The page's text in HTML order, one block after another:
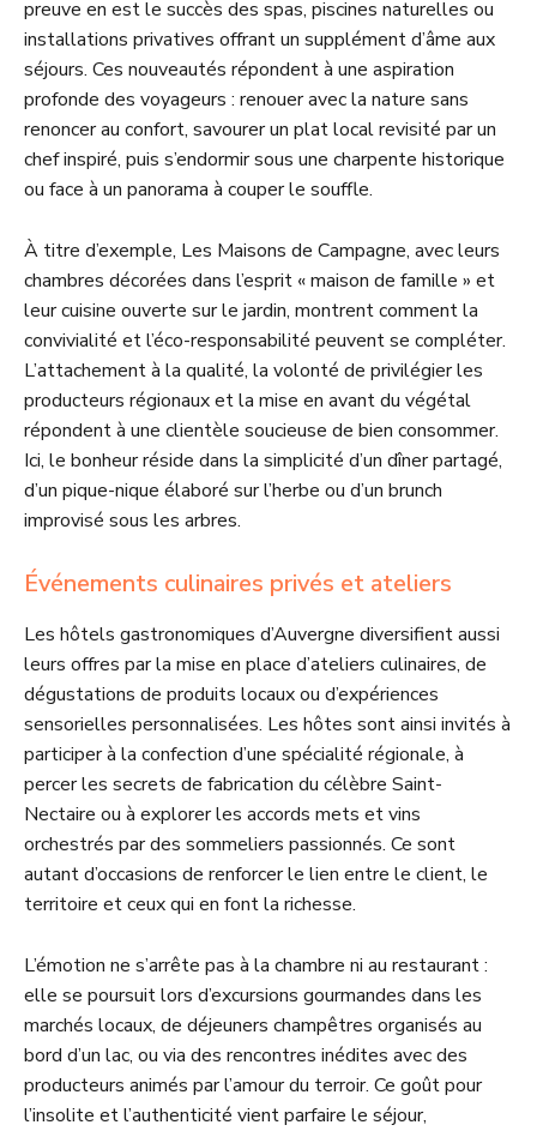
preuve en est le succès des spas, piscines naturelles ou
installations privatives offrant un supplément d’âme aux
séjours. Ces nouveautés répondent à une aspiration
profonde des voyageurs : renouer avec la nature sans
renoncer au confort, savourer un plat local revisité par un
chef inspiré, puis s’endormir sous une charpente historique
ou face à un panorama à couper le souffle.
À titre d’exemple, Les Maisons de Campagne, avec leurs
chambres décorées dans l’esprit « maison de famille » et
leur cuisine ouverte sur le jardin, montrent comment la
convivialité et l’éco-responsabilité peuvent se compléter.
L’attachement à la qualité, la volonté de privilégier les
producteurs régionaux et la mise en avant du végétal
répondent à une clientèle soucieuse de bien consommer.
Ici, le bonheur réside dans la simplicité d’un dîner partagé,
d’un pique-nique élaboré sur l’herbe ou d’un brunch
improvisé sous les arbres.
Événements culinaires privés et ateliers
Les hôtels gastronomiques d’Auvergne diversifient aussi
leurs offres par la mise en place d’ateliers culinaires, de
dégustations de produits locaux ou d’expériences
sensorielles personnalisées. Les hôtes sont ainsi invités à
participer à la confection d’une spécialité régionale, à
percer les secrets de fabrication du célèbre Saint-
Nectaire ou à explorer les accords mets et vins
orchestrés par des sommeliers passionnés. Ce sont
autant d’occasions de renforcer le lien entre le client, le
territoire et ceux qui en font la richesse.
L’émotion ne s’arrête pas à la chambre ni au restaurant :
elle se poursuit lors d’excursions gourmandes dans les
marchés locaux, de déjeuners champêtres organisés au
bord d’un lac, ou via des rencontres inédites avec des
producteurs animés par l’amour du terroir. Ce goût pour
l’insolite et l’authenticité vient parfaire le séjour,